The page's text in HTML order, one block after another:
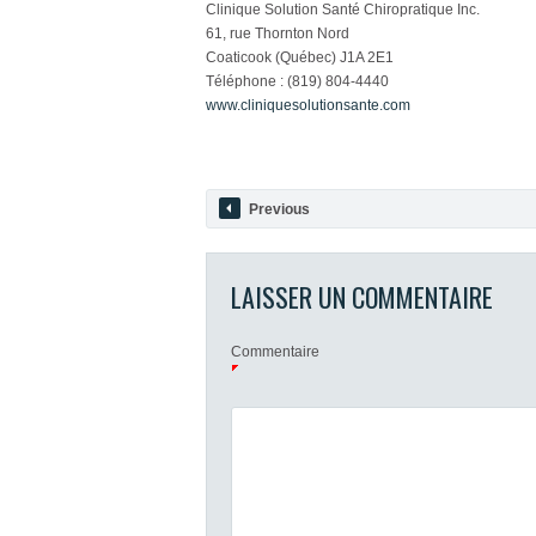
Clinique Solution Santé Chiropratique Inc.
61, rue Thornton Nord
Coaticook (Québec) J1A 2E1
Téléphone : (819) 804-4440
www.cliniquesolutionsante.com
Previous
LAISSER UN COMMENTAIRE
Commentaire